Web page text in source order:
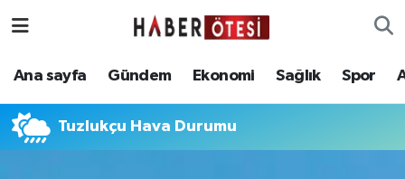
Ana sayfa Gündem Ekonomi Sağlık Spor
Tuzlukçu Hava Durumu
Ana sayfa
Eskişehir Nöbetçi Eczaneler